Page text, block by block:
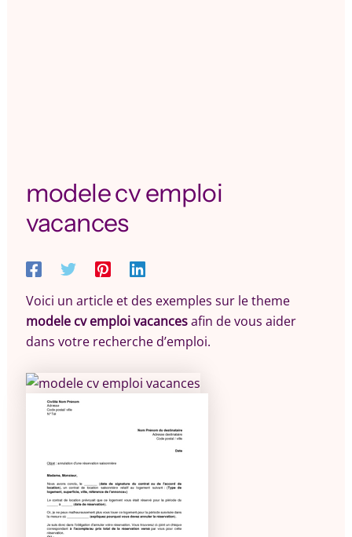
modele cv emploi
vacances
Voici un article et des exemples sur le theme
modele cv emploi vacancesafin de vous aider
dans votre recherche d’emploi.